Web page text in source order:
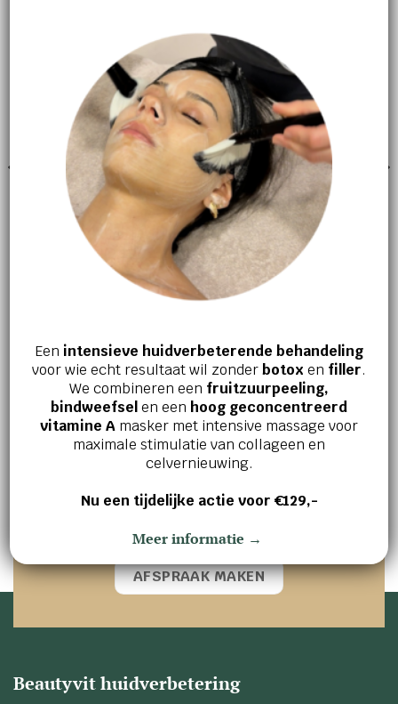
GERELATEERDE PRODUCTEN
Fluide hydratant jeunesse
MANNEN VERZORGING
Huile multi-usages douceur
– visage – barbe – corps
€44,50
Jouw huid en welzijn verdienen het
beste!
Ervaar zelf de kracht van effectieve
Maak vandaag nog een afspraak en ontdek wat
AFSPRAAK MAKEN
Beautyvit huidverbetering
Een intensieve huidverbeterende behandeling
voor wie echt resultaat wil zonderbotox en filler.
We combineren een fruitzuurpeeling,
bindweefselen een hoog geconcentreerd
vitamine A masker met intensive massage voor
maximale stimulatie van collageen en
celvernieuwing.
Nu een tijdelijke actie voor €129,-
Meer informatie →